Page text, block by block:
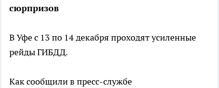
сюрпризов
В Уфе с 13 по 14 декабря проходят усиленные
рейды ГИБДД.
Как сообщили в пресс-службе